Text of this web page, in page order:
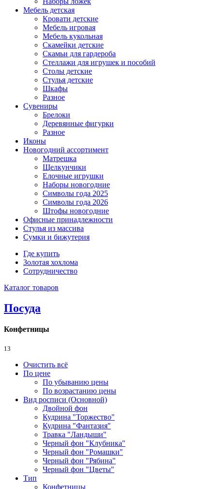
Мебель детская
Кровати детские
Мебель игровая
Мебель кукольная
Скамейки детские
Скамьи для гардероба
Стеллажи для игрушек и пособий
Столы детские
Стулья детские
Шкафы
Разное
Сувениры
Брелоки
Деревянные фигурки
Разное
Иконы
Новогодний ассортимент
Матрешка
Щелкунчики
Елочные игрушки
Наборы новогодние
Символы года 2025
Символы года 2026
Штофы новогодние
Офисные принадлежности
Стулья из массива
Сумки и бижутерия
Где купить
Золотая хохлома
Сотрудничество
Каталог товаров
Посуда
Конфетницы
13
Очистить всё
По цене
По убыванию цены
По возрастанию цены
Вид росписи (Основной)
Двойной фон
Кудрина "Торжество"
Кудрина "Фантазия"
Травка "Ландыши"
Черный фон "Клубника"
Черный фон "Ромашки"
Черный фон "Рябина"
Черный фон "Цветы"
Тип
Конфетницы